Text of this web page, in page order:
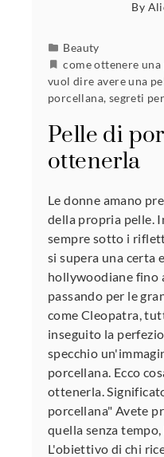
By
Beauty
come ottenere
vuol dire avere una
porcellana, segreti
Pelle di
ottenerla
Le donne amano
della propria pelle.
sempre sotto i
si supera una certa
hollywoodiane fino
passando per le
come Cleopatra,
inseguito la
specchio
porcellana. Ecco
ottenerla.
porcellana" Avete
quella senza
L'obiettivo di chi